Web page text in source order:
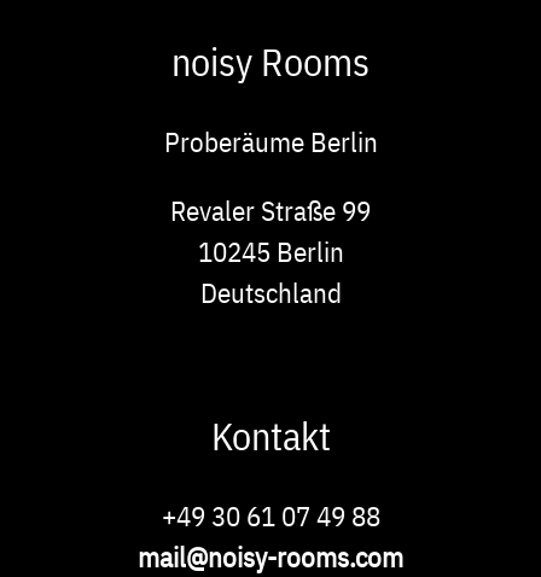
noisy Rooms
Proberäume Berlin
Revaler Straße 99
10245 Berlin
Deutschland
Kontakt
+49 30 61 07 49 88
mail@noisy-rooms.com